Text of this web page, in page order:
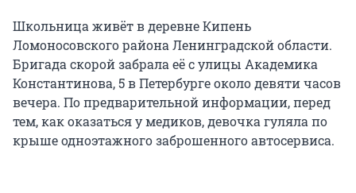
Школьница живёт в деревне Кипень
Ломоносовского района Ленинградской области.
Бригада скорой забрала её с улицы Академика
Константинова, 5 в Петербурге около девяти часов
вечера. По предварительной информации, перед
тем, как оказаться у медиков, девочка гуляла по
крыше одноэтажного заброшенного автосервиса.